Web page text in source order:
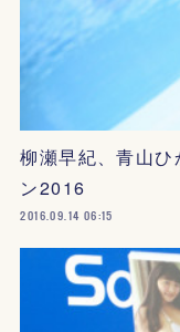
柳瀬早紀、青山
ン2016
2016.09.14 06:15